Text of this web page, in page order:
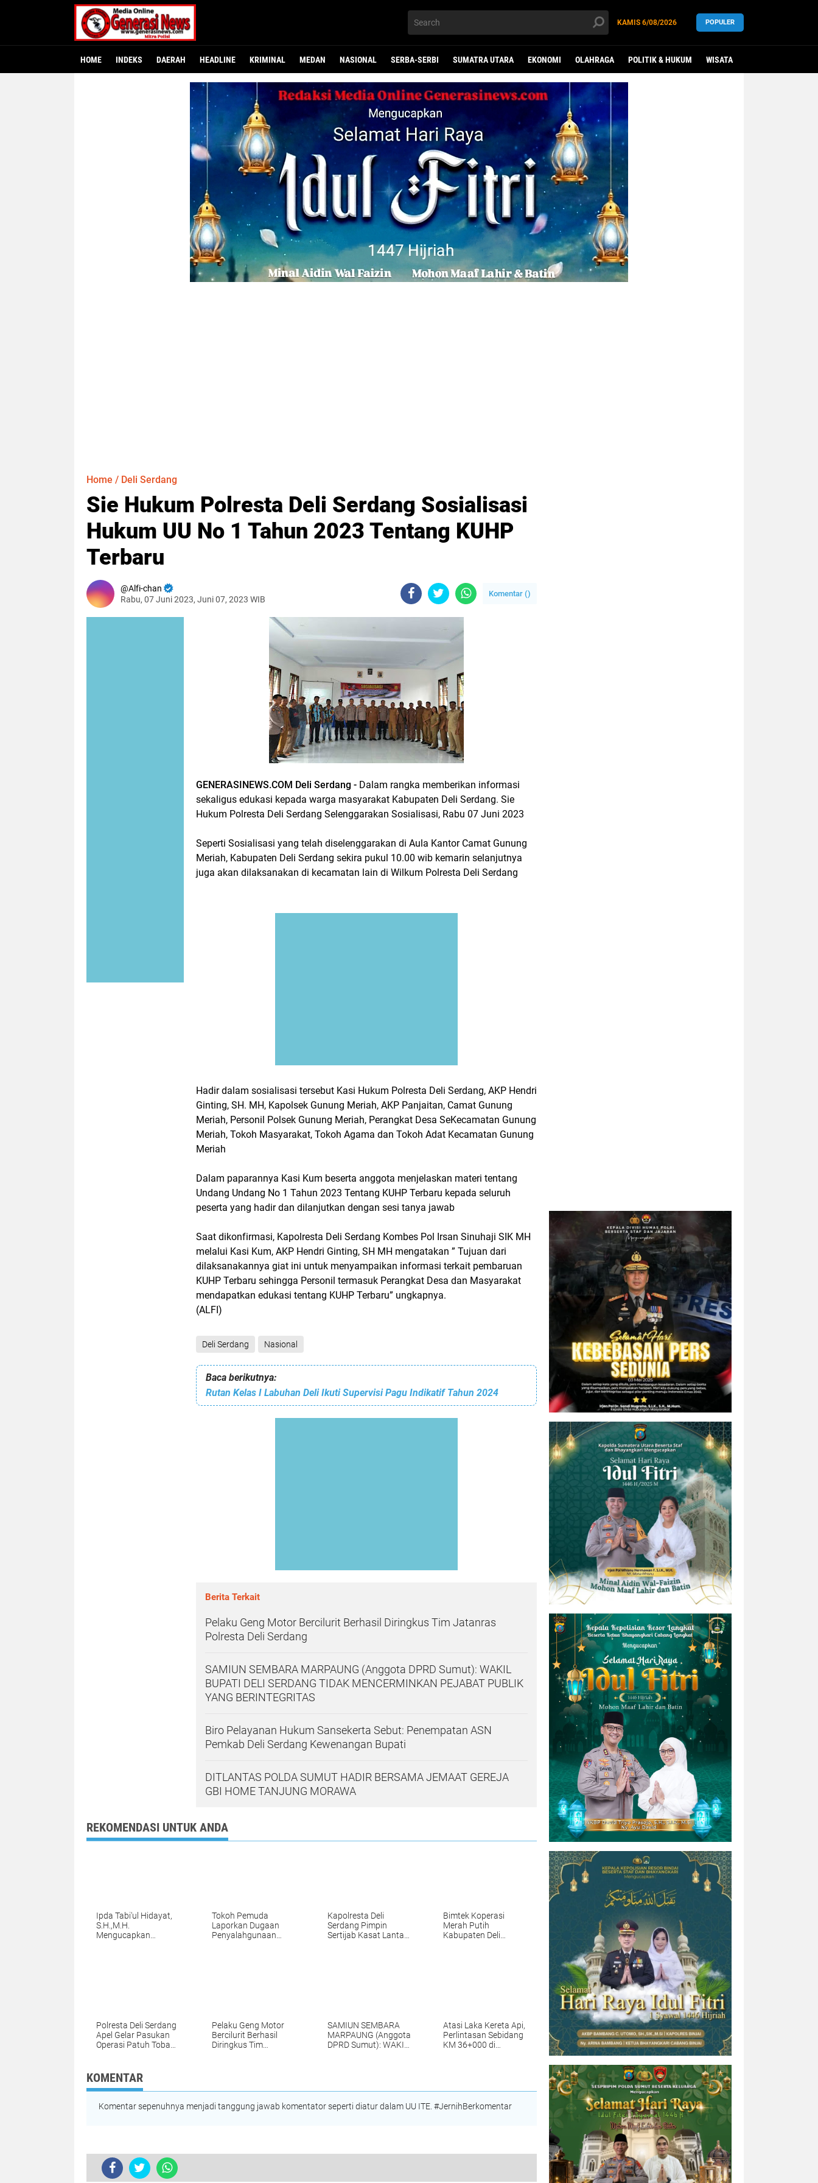
KAMIS 6/08/2026 POPULER
HOME INDEKS DAERAH HEADLINE KRIMINAL MEDAN NASIONAL SERBA-SERBI SUMATRA UTARA EKONOMI OLAHRAGA POLITIK & HUKUM WISATA
Home / Deli Serdang
Sie Hukum Polresta Deli Serdang Sosialisasi
Hukum UU No 1 Tahun 2023 Tentang KUHP
Terbaru
Alfi-chan
Rabu, 07 Juni 2023, Juni 07, 2023 WIB
Komentar ()
GENERASINEWS.COM Deli Serdang - Dalam rangka memberikan informasi
sekaligus edukasi kepada warga masyarakat Kabupaten Deli Serdang. Sie
Hukum Polresta Deli Serdang Selenggarakan Sosialisasi, Rabu 07 Juni 2023
Seperti Sosialisasi yang telah diselenggarakan di Aula Kantor Camat Gunung
Meriah, Kabupaten Deli Serdang sekira pukul 10.00 wib kemarin selanjutnya
juga akan dilaksanakan di kecamatan lain di Wilkum Polresta Deli Serdang
Hadir dalam sosialisasi tersebut Kasi Hukum Polresta Deli Serdang, AKP Hendri
Ginting, SH. MH, Kapolsek Gunung Meriah, AKP Panjaitan, Camat Gunung
Meriah, Personil Polsek Gunung Meriah, Perangkat Desa SeKecamatan Gunung
Meriah, Tokoh Masyarakat, Tokoh Agama dan Tokoh Adat Kecamatan Gunung
Meriah
Dalam paparannya Kasi Kum beserta anggota menjelaskan materi tentang
Undang Undang No 1 Tahun 2023 Tentang KUHP Terbaru kepada seluruh
peserta yang hadir dan dilanjutkan dengan sesi tanya jawab
Saat dikonfirmasi, Kapolresta Deli Serdang Kombes Pol Irsan Sinuhaji SIK MH
melalui Kasi Kum, AKP Hendri Ginting, SH MH mengatakan ” Tujuan dari
dilaksanakannya giat ini untuk menyampaikan informasi terkait pembaruan
KUHP Terbaru sehingga Personil termasuk Perangkat Desa dan Masyarakat
mendapatkan edukasi tentang KUHP Terbaru” ungkapnya.
(ALFI)
Deli Serdang Nasional
Baca berikutnya:
Rutan Kelas I Labuhan Deli Ikuti Supervisi Pagu Indikatif Tahun 2024
Berita Terkait
Pelaku Geng Motor Bercilurit Berhasil Diringkus Tim Jatanras
Polresta Deli Serdang
SAMIUN SEMBARA MARPAUNG (Anggota DPRD Sumut): WAKIL
BUPATI DELI SERDANG TIDAK MENCERMINKAN PEJABAT PUBLIK
YANG BERINTEGRITAS
Biro Pelayanan Hukum Sansekerta Sebut: Penempatan ASN
Pemkab Deli Serdang Kewenangan Bupati
DITLANTAS POLDA SUMUT HADIR BERSAMA JEMAAT GEREJA
GBI HOME TANJUNG MORAWA
REKOMENDASI UNTUK ANDA
Ipda Tabi'ul Hidayat,
S.H.,M.H.
Mengucapkan
Tokoh Pemuda
Laporkan Dugaan
Penyalahgunaan
Kapolresta Deli
Serdang Pimpin
Sertijab Kasat Lantas
Bimtek Koperasi
Merah Putih
Kabupaten Deli
Polresta Deli Serdang
Apel Gelar Pasukan
Operasi Patuh Toba
Berlalu Lintas
Pelaku Geng Motor
Bercilurit Berhasil
Diringkus Tim
SAMIUN SEMBARA
MARPAUNG (Anggota
DPRD Sumut): WAKIL
YANG
BERINTEGRITAS
Atasi Laka Kereta Api,
Perlintasan Sebidang
KM 36+000 di
KOMENTAR
Komentar sepenuhnya menjadi tanggung jawab komentator seperti diatur dalam UU ITE. #JernihBerkomentar
TERKINI